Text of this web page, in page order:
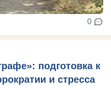
0
подготовка к
и стресса